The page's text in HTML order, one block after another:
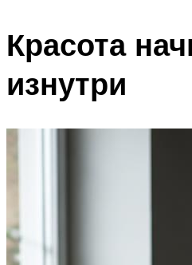
Красота
изнутри